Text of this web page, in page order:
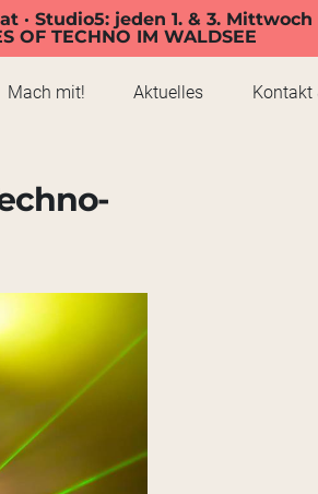
· Studio5: jeden 1. & 3.
OF TECHNO IM WALDSEE
Mach mit! Aktuelles Kontakt